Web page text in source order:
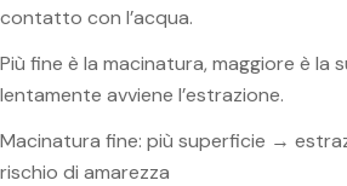
contatto con l’acqua.
Più fine è la macinatura, maggiore è la
lentamente avviene l’estrazione.
Macinatura fine: più superficie →
rischio di amarezza